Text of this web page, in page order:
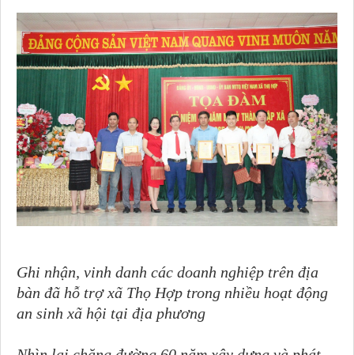
Ghi nhận, vinh danh các doanh nghiệp trên địa
bàn đã hỗ trợ xã Thọ Hợp trong nhiều hoạt động
an sinh xã hội tại địa phương